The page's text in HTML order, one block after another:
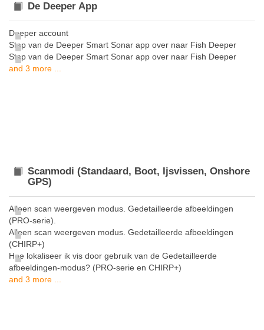
De Deeper App
Deeper account
Stap van de Deeper Smart Sonar app over naar Fish Deeper
Stap van de Deeper Smart Sonar app over naar Fish Deeper
and 3 more ...
Scanmodi (Standaard, Boot, Ijsvissen, Onshore
GPS)
Alleen scan weergeven modus. Gedetailleerde afbeeldingen
(PRO-serie).
Alleen scan weergeven modus. Gedetailleerde afbeeldingen
(CHIRP+)
Hoe lokaliseer ik vis door gebruik van de Gedetailleerde
afbeeldingen-modus? (PRO-serie en CHIRP+)
and 3 more ...